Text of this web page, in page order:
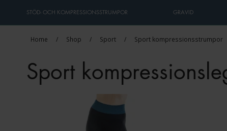
STÖD- OCH KOMPRESSIONSSTRUMPOR GRAVID
Home / Shop / Sport / Sport kompressionsstrumpor
Sport